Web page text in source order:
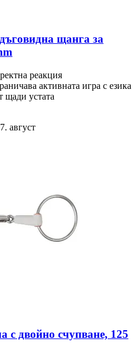
щанга за
реакция
активната игра с езика
щади устата
август
с двойно счупване, 125